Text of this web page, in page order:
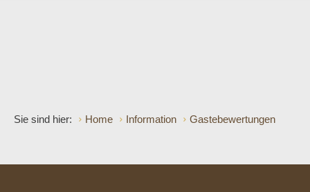
Sie sind hier: Home Information Gastebewertungen